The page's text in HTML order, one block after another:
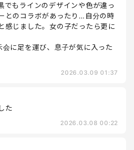
でもラインのデザインや色が違っ
とのコラボがあったり…自分の時
感じました。女の子だったら更に
に足を運び、息子が気に入った
2026.03.09 01:37
た
2026.03.08 00:22